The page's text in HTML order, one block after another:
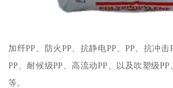
加纤PP 、防火 PP 、抗静电PP PP 、抗冲击
PP 、耐候级PP 、高流动PP 、以及吹塑级PP
等。